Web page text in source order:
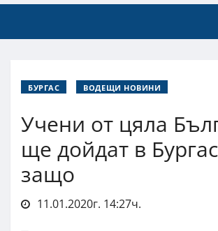
БУРГАС ВОДЕЩИ НОВИНИ
Учени от цяла
ще дойдат в
защо
11.01.2020г. 14:27ч.